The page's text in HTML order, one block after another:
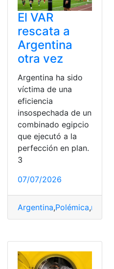
El VAR
rescata a
Argentina
otra vez
Argentina ha sido
víctima de una
eficiencia
insospechada de un
combinado egipcio
que ejecutó a la
perfección en plan.
3
07/07/2026
Argentina,Polémica,rescata